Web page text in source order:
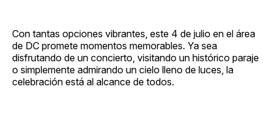
Con tantas opciones vibrantes, este 4 de julio en el área
de DC promete momentos memorables. Ya sea
disfrutando de un concierto, visitando un histórico paraje
o simplemente admirando un cielo lleno de luces, la
celebración está al alcance de todos.